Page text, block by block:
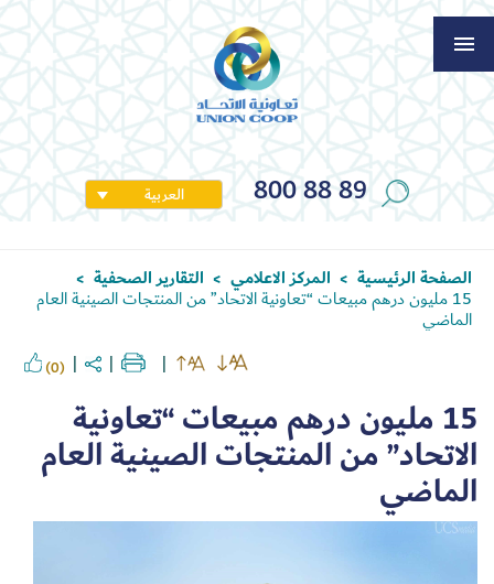
800 88 89 العربية
الصفحة الرئيسية > المركز الاعلامي > التقارير الصحفية >
15 مليون درهم مبيعات “تعاونية الاتحاد” من المنتجات الصينية العام
الماضي
(0)
15 مليون درهم مبيعات “تعاونية
الاتحاد” من المنتجات الصينية العام
الماضي